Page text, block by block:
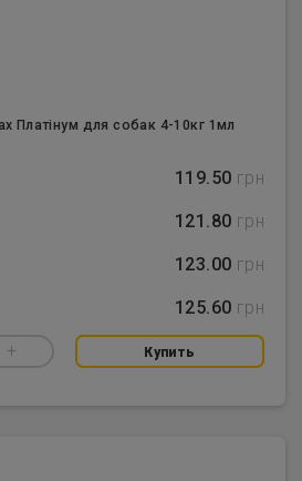
Платінум для собак 4-10кг 1мл
119.50 грн
121.80 грн
123.00 грн
125.60 грн
+ Купить